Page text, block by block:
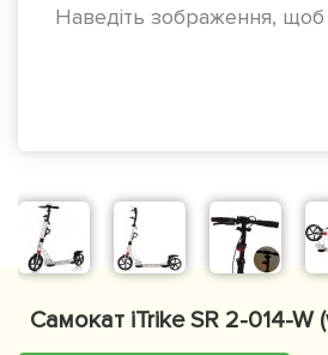
Наведіть зображення, щоб
Самокат iTrike SR 2-014-W